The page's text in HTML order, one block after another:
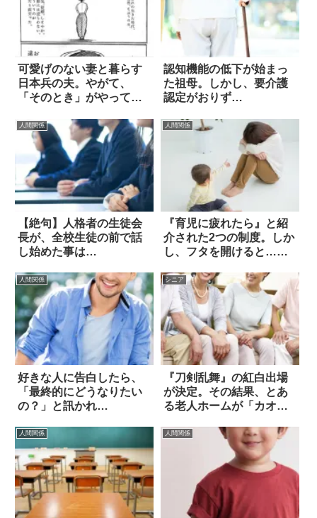
可愛げのない妻と暮らす
日本兵の夫。やがて、
「そのとき」がやってき
認知機能の低下が始まっ
た祖母。しかし、要介護
認定がおりず…
人間関係
【絶句】人格者の生徒会
長が、全校生徒の前で話
し始めた事は…
人間関係
『育児に疲れたら』と紹
介された2つの制度。しか
し、フタを開けると…絶
人間関係
好きな人に告白したら、
「最終的にどうなりたい
の？」と訊かれ…
シニア
『刀剣乱舞』の紅白出場
が決定。その結果、とあ
る老人ホームが「カオス
人間関係 人間関係